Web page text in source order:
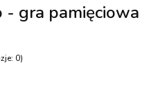
- gra pamięciowa
0)